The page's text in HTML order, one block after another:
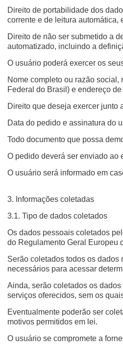
Direito de portabilidade dos
corrente e de leitura automática,
Direito de não ser submetido a
automatizado, incluindo a
O usuário poderá exercer os
Nome completo ou razão
Federal do Brasil) e endereço
Direito que deseja exercer junto
Data do pedido e assinatura do
Todo documento que possa
O pedido deverá ser enviado ao
O usuário será informado em
3. Informações coletadas
3.1. Tipo de dados coletados
Os dados pessoais coletados
do Regulamento Geral Europeu
Serão coletados todos os
necessários para acessar
Ainda, serão coletados os
serviços oferecidos, sem os
Eventualmente poderão ser
motivos permitidos em lei.
O usuário se compromete a